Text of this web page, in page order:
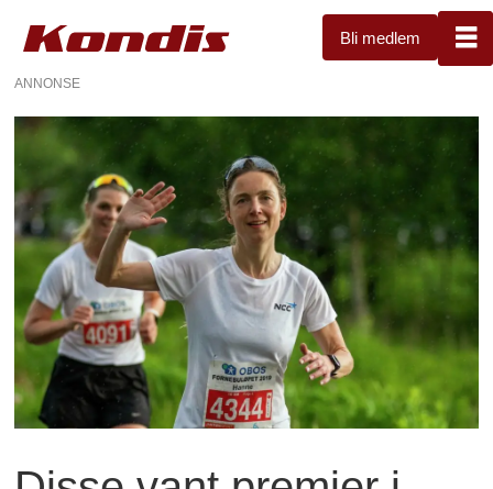
Bli medlem
ANNONSE